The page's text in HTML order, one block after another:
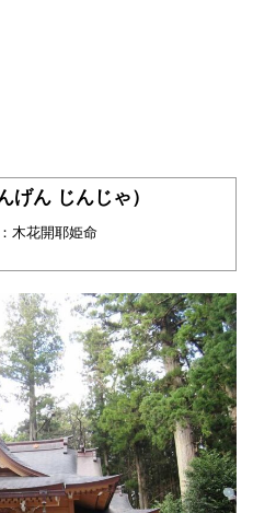
げん じんじゃ）
木花開耶姫命